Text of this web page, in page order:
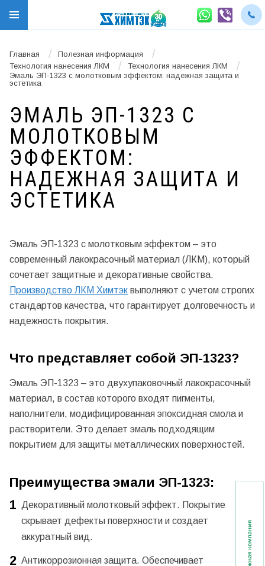
Главная / Полезная информация /
Технология нанесения ЛКМ / Технология нанесения ЛКМ /
Эмаль ЭП-1323 с молотковым эффектом: надежная защита и
эстетика
ЭМАЛЬ ЭП-1323 С
МОЛОТКОВЫМ
ЭФФЕКТОМ:
НАДЕЖНАЯ ЗАЩИТА И
ЭСТЕТИКА
Эмаль ЭП-1323 с молотковым эффектом – это
современный лакокрасочный материал (ЛКМ), который
сочетает защитные и декоративные свойства.
Производство ЛКМ Химтэк выполняют с учетом строгих
стандартов качества, что гарантирует долговечность и
надежность покрытия.
Что представляет собой ЭП-1323?
Эмаль ЭП-1323 – это двухупаковочный лакокрасочный
материал, в состав которого входят пигменты,
наполнители, модифицированная эпоксидная смола и
растворители. Это делает эмаль подходящим
покрытием для защиты металлических поверхностей.
Преимущества эмали ЭП-1323:
Декоративный молотковый эффект. Покрытие
скрывает дефекты поверхности и создает
аккуратный вид.
Антикоррозионная защита. Обеспечивает